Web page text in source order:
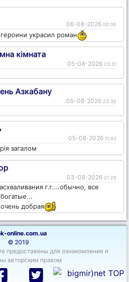
06-08-2026 00:00
украсил роман
кімната
05-08-2026 23:31
Азкабану
05-08-2026 23:30
05-08-2026 11:43
загалом
03-08-2026 21:29
г.г....обычно, все
добрая
online.com.ua
© 2019
предоставены для ознакомления и
авторским правом